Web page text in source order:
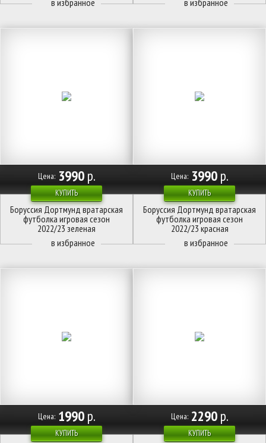
КУПИТЬ
Цена: 3990р.
Боруссия Дортмунд вратарская
футболка игровая сезон
2022/23 зеленая
КУПИТЬ
Цена: 3990р.
Боруссия Дортмунд вратарская
футболка игровая сезон
2022/23 красная
КУПИТЬ
Цена: 1990р.
КУПИТЬ
Цена: 2290р.